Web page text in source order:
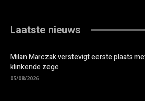
Laatste nieuws
Milan Marczak verstevigt eerste plaats
klinkende zege
05/08/2026